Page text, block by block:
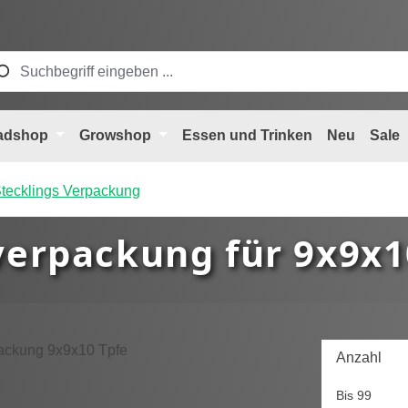
Growshop Essen und Trinken Neu Sale
Verpackung
für
Anzahl
Bis 99